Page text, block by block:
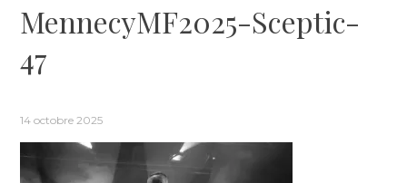
MennecyMF2025-Sceptic-
47
14 octobre 2025